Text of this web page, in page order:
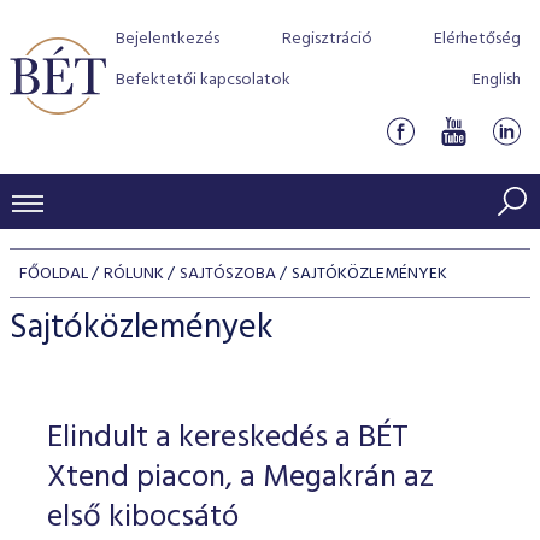
Bejelentkezés Regisztráció
Elérhetőség
Befektetői kapcsolatok
English
KERESKEDÉSI ADATOK
INDEXEK
Jelzáloglevél indexek
Vállalati kötvény indexek
Azonnali Piac
Részvények
Származékos piac
BEFEKTETŐK
Részvény szekció
Hitelpapír szekció
BÉT szabályzatok
Befektetővédelem
Alkalmazott díjstruktúra
Elszámolás
Részvény és vállalati kötvény tőzsdei bevezetését
program
BÉT Xtend - Részvénypiac egyszerűen
TŐZSDETAGOK
Tőzsdetagok, üzletkötők
VENDOROK
FŐOLDAL RÓLUNK SAJTÓSZOBA SAJTÓKÖZLEMÉNYEK
Sajtóközlemények
Elindult a kereskedés a BÉT
Xtend piacon, a Megakrán az
első kibocsátó